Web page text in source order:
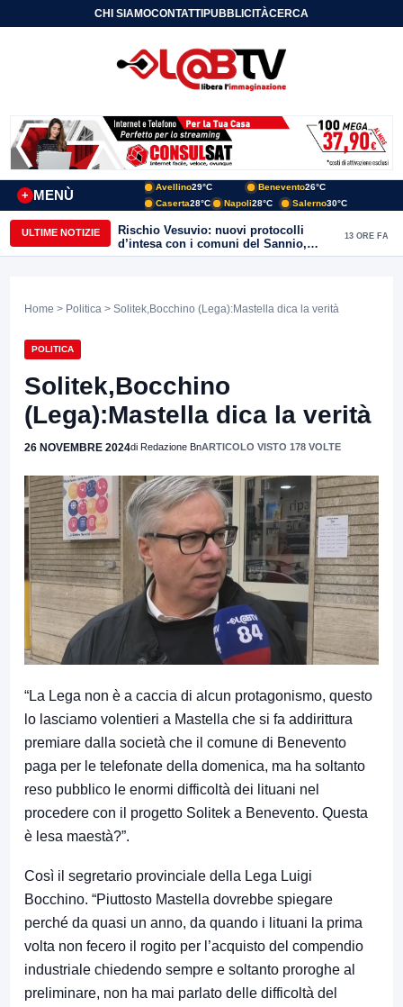
CHI SIAMOCONTATTIPUBBLICITÀCERCA
MENÙ
+
Avellino29°C Benevento26°C
Caserta28°C Napoli28°C Salerno30°C
ULTIME NOTIZIE
Rischio Vesuvio: nuovi protocolli
d’intesa con i comuni del Sannio,
firmato il protocollo con Arpaise
13 ORE FA
Home > Politica > Solitek,Bocchino (Lega):Mastella dica la verità
POLITICA
Solitek,Bocchino
(Lega):Mastella dica la verità
26 NOVEMBRE 2024di Redazione BnARTICOLO VISTO 178 VOLTE
“La Lega non è a caccia di alcun protagonismo, questo
lo lasciamo volentieri a Mastella che si fa addirittura
premiare dalla società che il comune di Benevento
paga per le telefonate della domenica, ma ha soltanto
reso pubblico le enormi difficoltà dei lituani nel
procedere con il progetto Solitek a Benevento. Questa
è lesa maestà?”.
Così il segretario provinciale della Lega Luigi
Bocchino. “Piuttosto Mastella dovrebbe spiegare
perché da quasi un anno, da quando i lituani la prima
volta non fecero il rogito per l’acquisto del compendio
industriale chiedendo sempre e soltanto proroghe al
preliminare, non ha mai parlato delle difficoltà del